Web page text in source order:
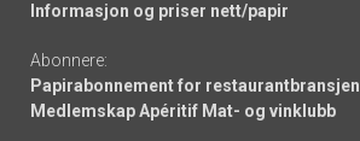
Informasjon og priser nett/papir
Abonnere:
Papirabonnement for restaurantbransjen
Medlemskap Apéritif Mat- og vinklubb